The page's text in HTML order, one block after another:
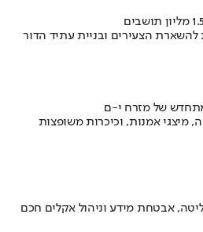
להשארת הצעירים ובניית עתיד הדור
של מזרח י-ם
מיצגי אמנות, וכיכרות משופצות
אבטחת מידע וניהול אקלים חכם